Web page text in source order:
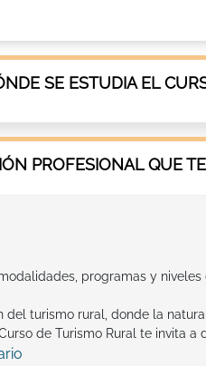
SE ESTUDIA EL
PROFESIONAL QUE
programas y niveles
del turismo rural, donde la
de Turismo Rural te invita a